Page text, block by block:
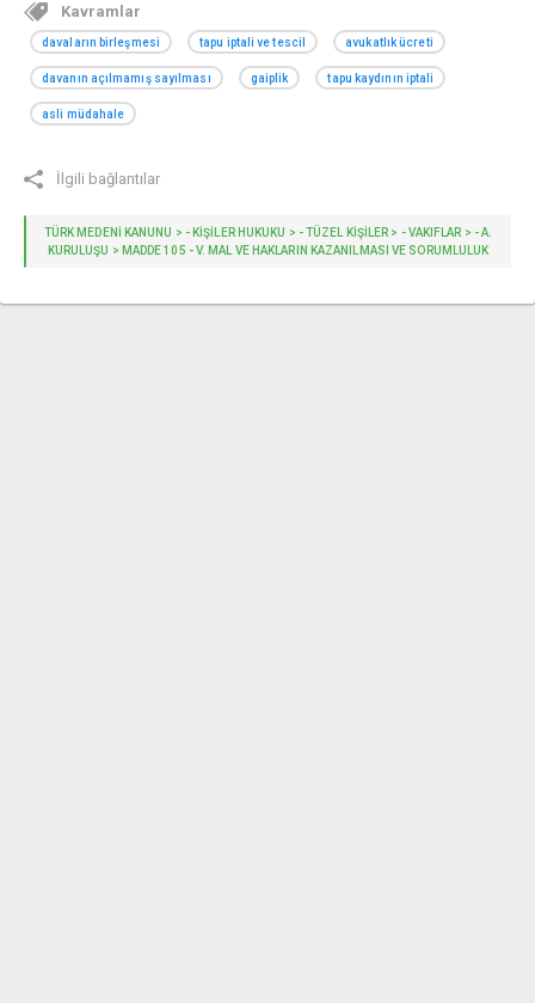
Kavramlar
davaların birleşmesi tapu iptali ve tescil avukatlık ücreti
davanın açılmamış sayılması gaiplik tapu kaydının iptali
asli müdahale
İlgili bağlantılar
TÜRK MEDENİ KANUNU > - KİŞİLER HUKUKU > - TÜZEL KİŞİLER > - VAKIFLAR > - A.
KURULUŞU > MADDE 105 - V. MAL VE HAKLARIN KAZANILMASI VE SORUMLULUK